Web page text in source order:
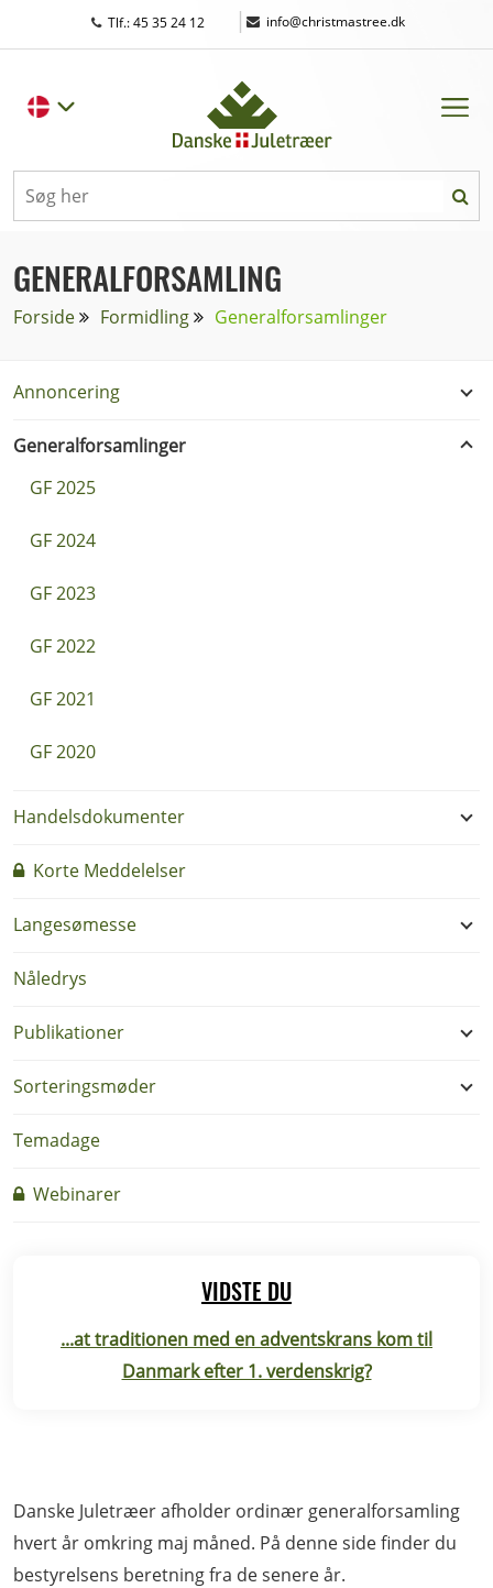
Tlf.: 45 35 24 12 | info@christmastree.dk
GENERALFORSAMLING
Forside Formidling Generalforsamlinger
Annoncering
Generalforsamlinger
GF 2025
GF 2024
GF 2023
GF 2022
GF 2021
GF 2020
Handelsdokumenter
Korte Meddelelser
Langesømesse
Nåledrys
Publikationer
Sorteringsmøder
Temadage
Webinarer
VIDSTE DU
...at traditionen med en adventskrans kom til
Danmark efter 1. verdenskrig?
Danske Juletræer afholder ordinær generalforsamling
hvert år omkring maj måned. På denne side finder du
bestyrelsens beretning fra de senere år.